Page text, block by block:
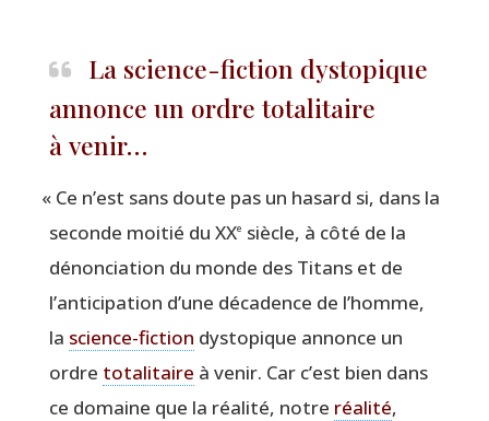
La science-fiction dystopique
annonce un ordre totalitaire
à venir…
« Ce n’est sans doute pas un hasard si, dans la
seconde moi­tié du XXe siècle, à côté de la
dénon­cia­tion du monde des Titans et de
l’anticipation d’une déca­dence de l’homme,
la science-fic­tion dys­to­pique annonce un
ordre tota­li­taire à venir. Car c’est bien dans
ce domaine que la réa­li­té, notre réa­li­té,